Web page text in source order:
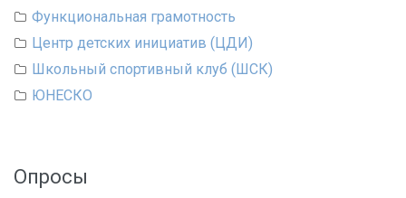
Функциональная грамотность
Центр детских инициатив (ЦДИ)
Школьный спортивный клуб (ШСК)
ЮНЕСКО
Опросы